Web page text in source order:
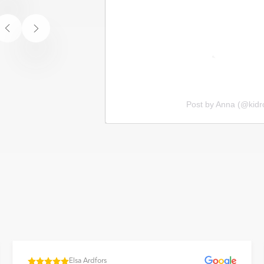
Post by Anna
Elsa Ardfors